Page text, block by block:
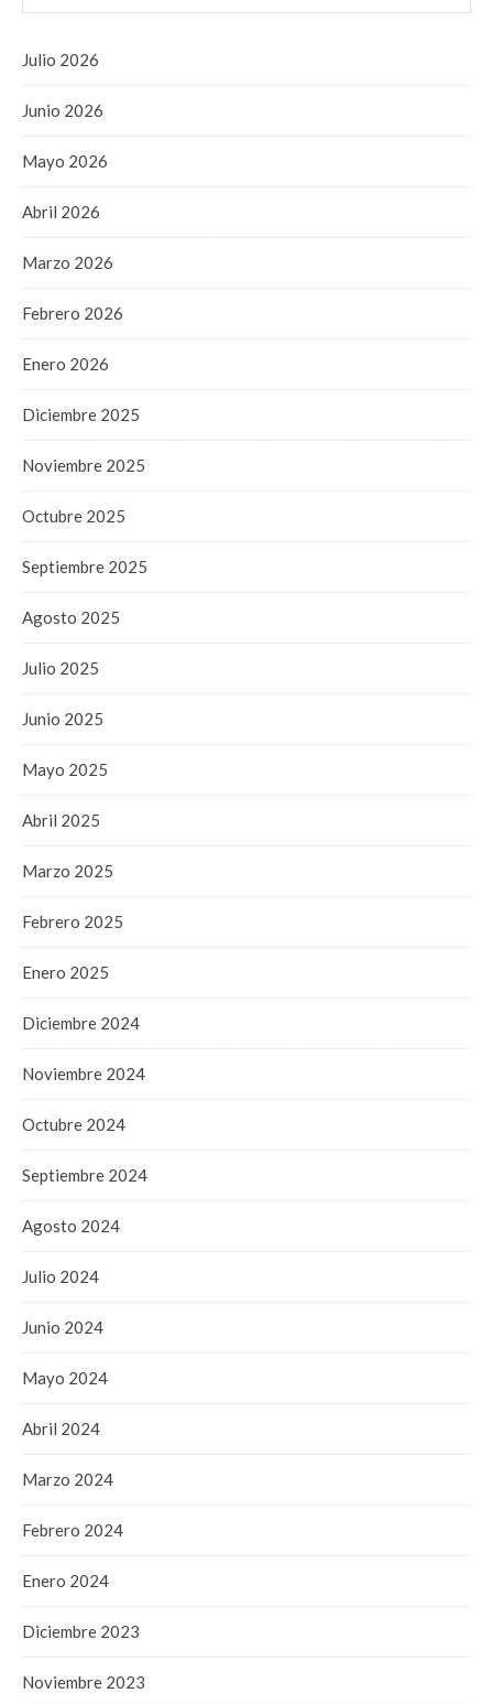
Julio 2026
Junio 2026
Mayo 2026
Abril 2026
Marzo 2026
Febrero 2026
Enero 2026
Diciembre 2025
Noviembre 2025
Octubre 2025
Septiembre 2025
Agosto 2025
Julio 2025
Junio 2025
Mayo 2025
Abril 2025
Marzo 2025
Febrero 2025
Enero 2025
Diciembre 2024
Noviembre 2024
Octubre 2024
Septiembre 2024
Agosto 2024
Julio 2024
Junio 2024
Mayo 2024
Abril 2024
Marzo 2024
Febrero 2024
Enero 2024
Diciembre 2023
Noviembre 2023